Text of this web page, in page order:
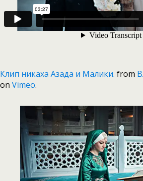
Клип никаха Азада и Малики. from
on Vimeo.